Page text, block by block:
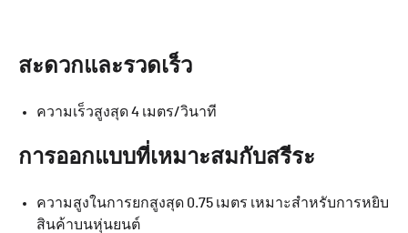
สะดวกและรวดเร็ว
ความเร็วสูงสุด 4 เมตร/วินาที
การออกแบบที่เหมาะสมกับสรีระ
ความสูงในการยกสูงสุด 0.75 เมตร เหมาะสำหรับการหยิบ
สินค้าบนหุ่นยนต์